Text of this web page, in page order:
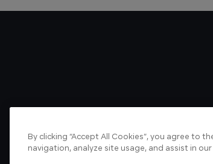
By clicking “Accept All Cookies”, you agree to
navigation, analyze site usage, and assist in